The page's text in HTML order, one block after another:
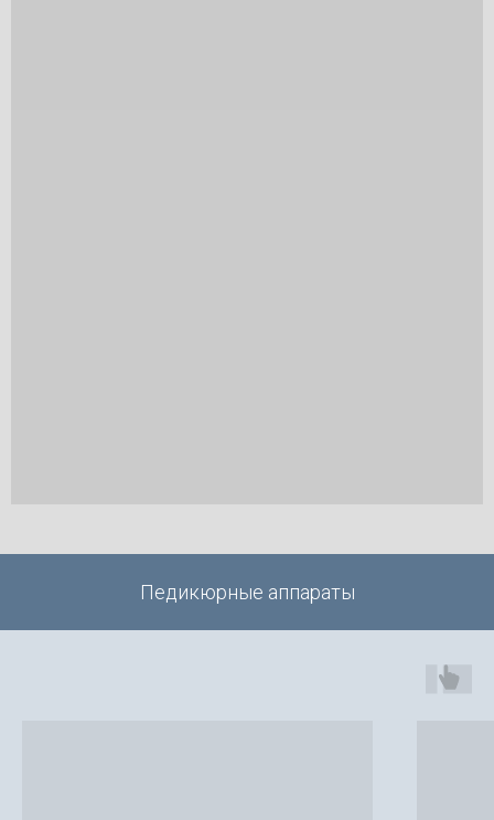
Педикюрные аппараты